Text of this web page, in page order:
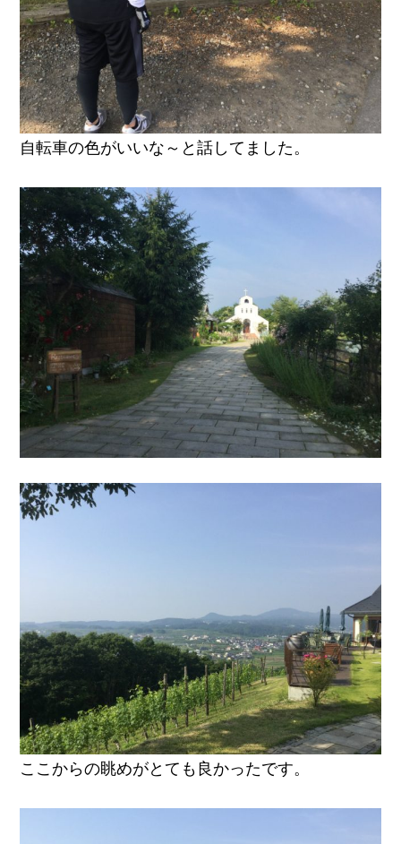
自転車の色がいいな～と話してました。
ここからの眺めがとても良かったです。